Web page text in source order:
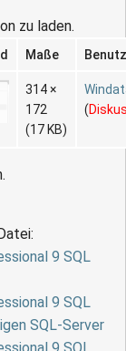
zu laden.
Maße
314 ×
172
(17 KB)
(
9 SQL
9 SQL
SQL-Server